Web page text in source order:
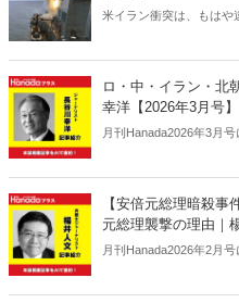
米イラン衝突は、もはや
ー価格の高騰については
題がある。邦人保護は
ラブレッドの安全は守
ロ・中・イラン・北
幸洋【2026年3月号】
月刊Hanada2026年3月
要約・紹介。
【安倍元総理暗殺
元総理襲撃の理由｜
月刊Hanada2026年2月
号】』の内容をAIを使っ